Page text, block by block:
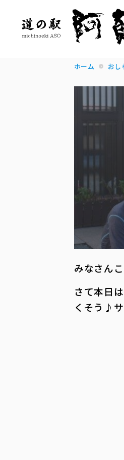
ホーム おし
みなさん
さて本日
くそう♪